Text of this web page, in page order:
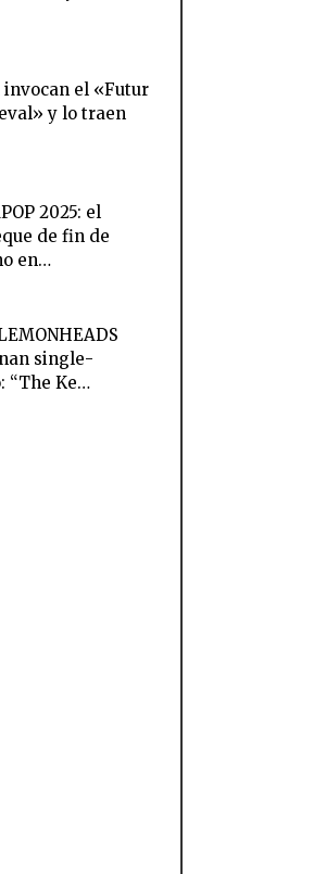
invocan el «Futur
y lo traen
2025: el
de fin de
en…
single-
“The Ke…